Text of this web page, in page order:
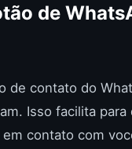
de
de contato do
Isso facilita para
contato com